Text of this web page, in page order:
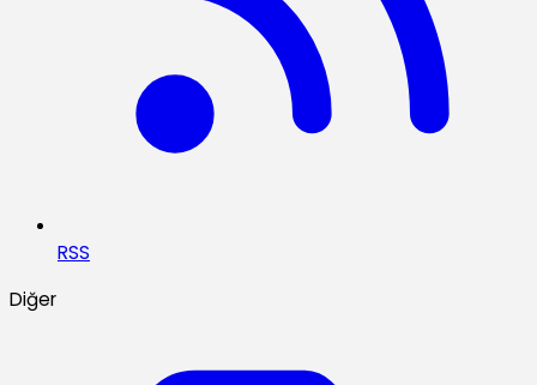
RSS
Diğer